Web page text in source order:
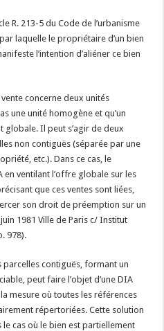
R. 213-5 du Code de l’urbanisme
laquelle le propriétaire d’un bien
l’intention d’aliéner ce bien
concerne deux unités
une unité homogène et qu’un
globale. Il peut s’agir de deux
non contiguës (séparée par une
etc.). Dans ce cas, le
ventilant l’offre globale sur les
que ces ventes sont liées,
son droit de préemption sur un
1981 Ville de Paris c/ Institut
978).
parcelles contiguës, formant un
peut faire l’objet d’une DIA
mesure où toutes les références
répertoriées. Cette solution
cas où le bien est partiellement